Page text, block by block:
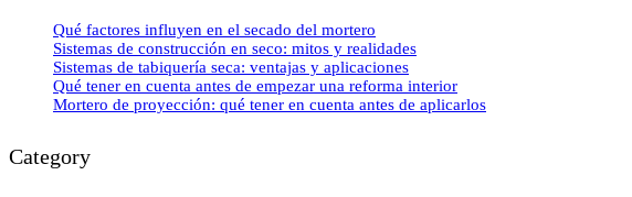
Qué factores influyen en el secado del mortero
Sistemas de construcción en seco: mitos y realidades
Sistemas de tabiquería seca: ventajas y aplicaciones
Qué tener en cuenta antes de empezar una reforma interior
Mortero de proyección: qué tener en cuenta antes de aplicarlos
Category